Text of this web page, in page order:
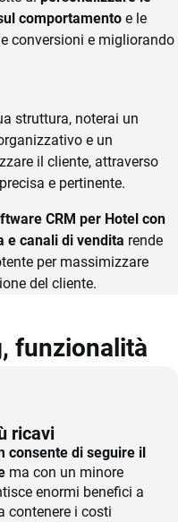
AI
comportamento e le
conversioni e migliorando
struttura, noterai un
e un
il cliente, attraverso
e pertinente.
CRM per Hotel con
e canali di vendita rende
per massimizzare
del cliente.
funzionalità
ricavi
consente di seguire il
ma con un minore
enormi benefici a
contenere i costi